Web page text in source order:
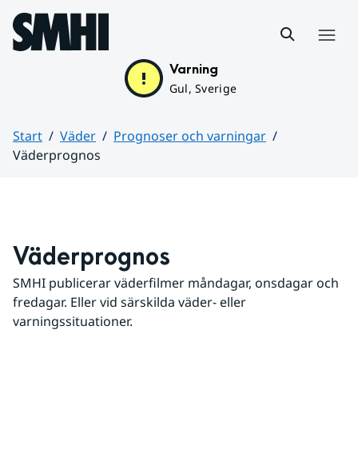
Hoppa till sidans innehåll
Varning
Gul, Sverige
Start Väder
Prognoser och varningar
Väderprognos
Väderprognos
SMHI publicerar väderfilmer måndagar, onsdagar och
fredagar. Eller vid särskilda väder- eller
varningssituationer.